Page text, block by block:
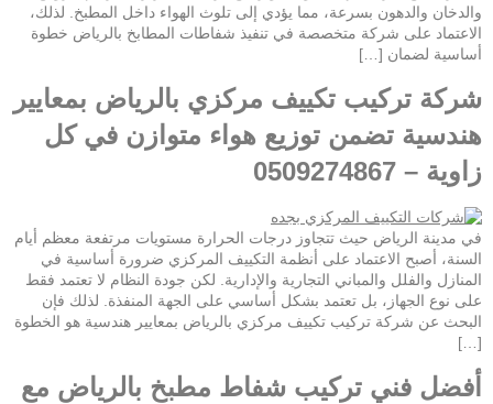
والدخان والدهون بسرعة، مما يؤدي إلى تلوث الهواء داخل المطبخ. لذلك،
الاعتماد على شركة متخصصة في تنفيذ شفاطات المطابخ بالرياض خطوة
أساسية لضمان […]
شركة تركيب تكييف مركزي بالرياض بمعايير
هندسية تضمن توزيع هواء متوازن في كل
زاوية – 0509274867
في مدينة الرياض حيث تتجاوز درجات الحرارة مستويات مرتفعة معظم أيام
السنة، أصبح الاعتماد على أنظمة التكييف المركزي ضرورة أساسية في
المنازل والفلل والمباني التجارية والإدارية. لكن جودة النظام لا تعتمد فقط
على نوع الجهاز، بل تعتمد بشكل أساسي على الجهة المنفذة. لذلك فإن
البحث عن شركة تركيب تكييف مركزي بالرياض بمعايير هندسية هو الخطوة
[…]
أفضل فني تركيب شفاط مطبخ بالرياض مع